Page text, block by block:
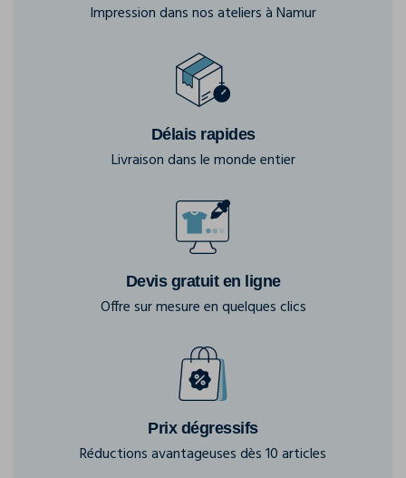
Impression dans nos ateliers à Namur
Délais rapides
Livraison dans le monde entier
Devis gratuit en ligne
Offre sur mesure en quelques clics
Prix dégressifs
Réductions avantageuses dès 10 articles